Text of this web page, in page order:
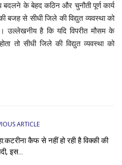
बदलने के बेहद कठिन और चुनौती पूर्ण कार्य
बजह से सीधी जिले की विद्युत व्यवस्था को
उल्लेखनीय है कि यदि विपरीत मौसम के
तो सीधी जिले की विद्युत व्यवस्था को
ARTICLE
कैफ से नहीं हो रही है विक्की की
इस...